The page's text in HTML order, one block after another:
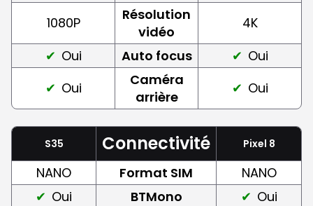
1080P
Résolution
vidéo
4K
Oui
Auto focus
Oui
Oui
Caméra
arrière
Oui
S35 Connectivité Pixel 8
NANO Format SIM
NANO
Oui
BTMono
Oui